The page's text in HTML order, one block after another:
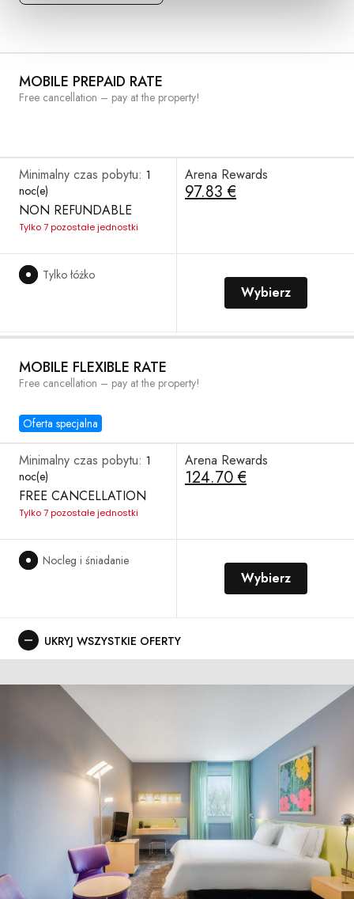
MOBILE PREPAID RATE
Free cancellation – pay at the property!
Minimalny czas pobytu: 1
noc(e)
NON REFUNDABLE
Tylko 7 pozostałe jednostki
Arena Rewards
97.83 €
Tylko łóżko
Wybierz
MOBILE FLEXIBLE RATE
Oferta specjalna
Free cancellation – pay at the property!
Minimalny czas pobytu: 1
noc(e)
FREE CANCELLATION
Tylko 7 pozostałe jednostki
Arena Rewards
124.70 €
Nocleg i śniadanie
Wybierz
UKRYJ WSZYSTKIE OFERTY